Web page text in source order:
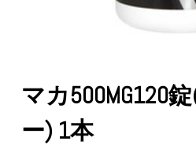
マカ500MG120
ー) 1本